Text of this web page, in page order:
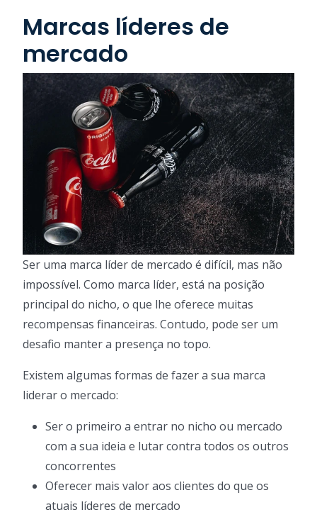
Marcas líderes de
mercado
Ser uma marca líder de mercado é difícil, mas não
impossível. Como marca líder, está na posição
principal do nicho, o que lhe oferece muitas
recompensas financeiras. Contudo, pode ser um
desafio manter a presença no topo.
Existem algumas formas de fazer a sua marca
liderar o mercado:
Ser o primeiro a entrar no nicho ou mercado
com a sua ideia e lutar contra todos os outros
concorrentes
Oferecer mais valor aos clientes do que os
atuais líderes de mercado